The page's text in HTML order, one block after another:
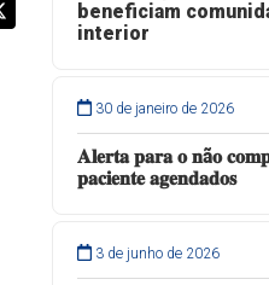
beneficiam
interior
30 de janeiro de 2026
𝐀𝐥𝐞𝐫𝐭𝐚 𝐩𝐚𝐫𝐚 𝐨 𝐧ã𝐨
𝐩𝐚𝐜𝐢𝐞𝐧𝐭𝐞 𝐚𝐠𝐞𝐧𝐝𝐚𝐝𝐨𝐬
3 de junho de 2026